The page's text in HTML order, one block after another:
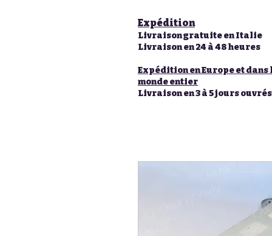
Expédition
Livraison gratuite en Italie
Livraison en 24 à 48 heures
Expédition en Europe et dans
monde entier
Livraison en 3 à 5 jours ouvrés